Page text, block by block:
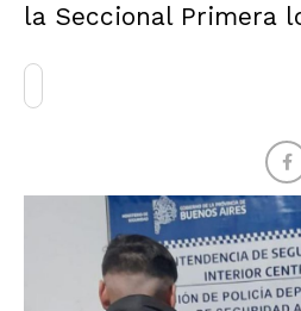
la Seccional Primera